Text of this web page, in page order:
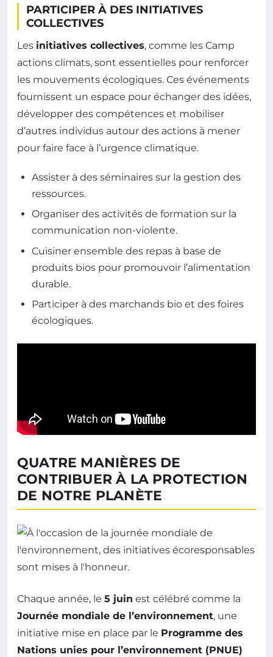
PARTICIPER À DES INITIATIVES
COLLECTIVES
Les initiatives collectives, comme les Camp
actions climats, sont essentielles pour renforcer
les mouvements écologiques. Ces événements
fournissent un espace pour échanger des idées,
développer des compétences et mobiliser
d’autres individus autour des actions à mener
pour faire face à l’urgence climatique.
Assister à des séminaires sur la gestion des
ressources.
Organiser des activités de formation sur la
communication non-violente.
Cuisiner ensemble des repas à base de
produits bios pour promouvoir l’alimentation
durable.
Participer à des marchands bio et des foires
écologiques.
QUATRE MANIÈRES DE
CONTRIBUER À LA PROTECTION
DE NOTRE PLANÈTE
Chaque année, le 5 juin est célébré comme la
Journée mondiale de l’environnement, une
initiative mise en place par le Programme des
Nations unies pour l’environnement (PNUE)